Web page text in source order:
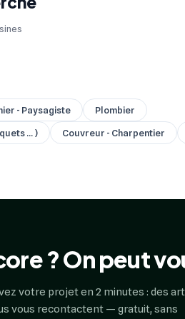
- Paysagiste
Plombier
... )
Couvreur - Charpentier
? On peut
votre projet en 2 minutes : des
vous recontactent — gratuit, sans